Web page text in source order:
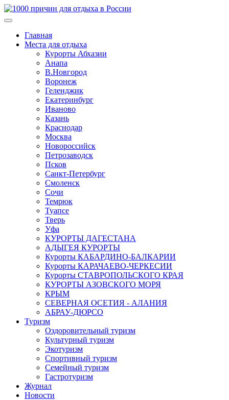
Главная
Места для отдыха
Курорты Абхазии
Анапа
В.Новгород
Воронеж
Геленджик
Екатеринбург
Иваново
Казань
Краснодар
Москва
Новороссийск
Петрозаводск
Псков
Санкт-Петербург
Смоленск
Сочи
Темрюк
Туапсе
Тверь
Уфа
КУРОРТЫ ДАГЕСТАНА
АДЫГЕЯ КУРОРТЫ
Курорты КАБАРДИНО-БАЛКАРИИ
Курорты КАРАЧАЕВО-ЧЕРКЕСИИ
Курорты СТАВРОПОЛЬСКОГО КРАЯ
КУРОРТЫ АЗОВСКОГО МОРЯ
КРЫМ
СЕВЕРНАЯ ОСЕТИЯ - АЛАНИЯ
АБРАУ-ДЮРСО
Туризм
Оздоровительный туризм
Культурный туризм
Экотуризм
Спортивный туризм
Семейный туризм
Гастротуризм
Журнал
Новости